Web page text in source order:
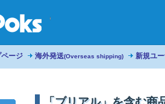
ージ 海外発送(Overseas shipping) 新規ユ